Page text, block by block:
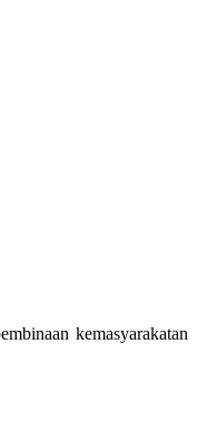
kemasyarakatan